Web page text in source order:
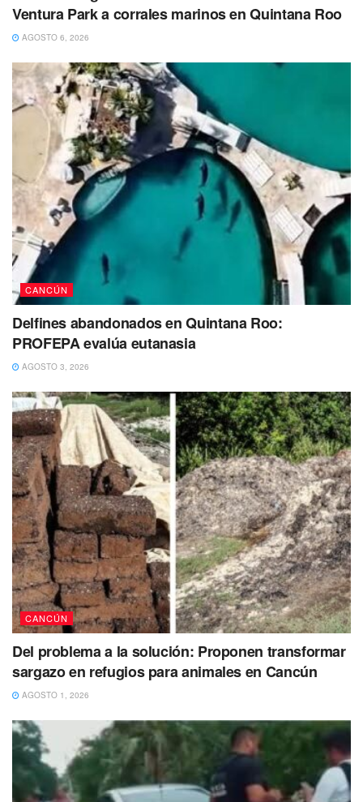
El arresto se dio el pasado 27 de enero cuando el piloto
estadounidense se encontraba en una terminal privada
denominada como FBO al interior del Aeropuerto
Internacional de Cancún.
Ante las sospechas de la seguridad del aeropuerto, la
Guardia Nacional realizó una inspección en el equipaje
del piloto, hallando el arma de fuego y las municiones
antes mencionadas.
𝙀𝙟𝙚𝙘𝙪𝙩𝙖𝙙𝙤 #35
“𝙎𝙚𝙧𝙫𝙞𝙘𝙞𝙤 𝙖 𝘿𝙤𝙢𝙞𝙘𝙞𝙡𝙞𝙤”
𝘛𝘦𝘳𝘮𝘪𝘯𝘢 𝘢𝘤𝘳𝘪𝘣𝘪𝘭𝘭𝘢𝘥𝘰 𝘦𝘯 𝘭𝘢 𝘙𝘦𝘨𝘪ó𝘯 259 𝘥𝘦
𝘊𝘢𝘯𝘤ú𝘯
#Comenta#Comparte
#cancunhttps://t.co/7eQ8WEzjPM
pic.twitter.com/bVDAfui3Vn
— cancunaldi2 (@cancunaldi2)February 5,
2023
De inmediato se procedió al arresto, para después
determinarse que la detención fue legítima, para luego un
agente del ministerio público federal presentó acá el bus
ante un juez quien dictó recientemente la sentencia.
Con información de Cancún Sun
Tags: Aeropuerto Internacional de Cancún
Kyle Busch
NASCAR
Piloto
Ventura Park a corrales marinos en Quintana Roo
AGOSTO 6, 2026
CANCÚN
Delfines abandonados en Quintana Roo:
PROFEPA evalúa eutanasia
AGOSTO 3, 2026
CANCÚN
Del problema a la solución: Proponen transformar
sargazo en refugios para animales en Cancún
AGOSTO 1, 2026